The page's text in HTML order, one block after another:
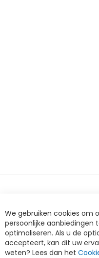
We gebruiken cookies om
persoonlijke aanbiedingen
optimaliseren. Als u de
accepteert, kan dit uw
weten? Lees dan het